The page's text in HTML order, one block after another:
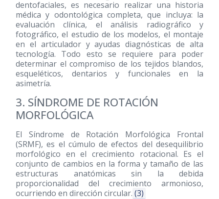
dentofaciales, es necesario realizar una historia
médica y odontológica completa, que incluya: la
evaluación clínica, el análisis radiográfico y
fotográfico, el estudio de los modelos, el montaje
en el articulador y ayudas diagnósticas de alta
tecnología. Todo esto se requiere para poder
determinar el compromiso de los tejidos blandos,
esqueléticos, dentarios y funcionales en la
asimetría.
3. SÍNDROME DE ROTACIÓN
MORFOLÓGICA
El Síndrome de Rotación Morfológica Frontal
(SRMF), es el cúmulo de efectos del desequilibrio
morfológico en el crecimiento rotacional. Es el
conjunto de cambios en la forma y tamaño de las
estructuras anatómicas sin la debida
proporcionalidad del crecimiento armonioso,
ocurriendo en dirección circular. (3)